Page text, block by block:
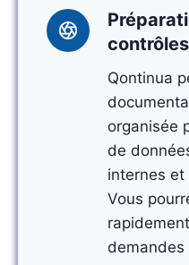
contrôles
Qontinua
organisée
de
internes et
Vous
demandes